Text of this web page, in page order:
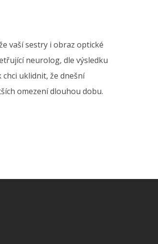
vaší sestry i obraz optické
neurolog, dle výsledku
chci uklidnit, že dnešní
omezení dlouhou dobu.